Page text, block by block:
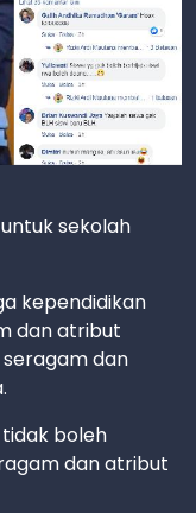
sekolah
kependidikan
dan atribut
dan
boleh
dan atribut